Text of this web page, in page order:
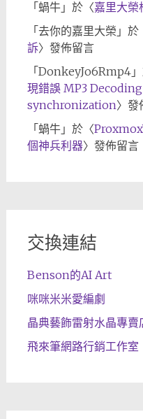
「 蝸牛」於〈嘉里大榮
「 去你的嘉里大榮 」於
訴〉發佈留言
「 DonkeyJo6Rmp4
現錯誤 MP3
synchronization〉發
「 蝸牛」於〈
個神兵利器〉發佈留言
交換連結
Benson的AI Art
咪咪米米愛編劇
晶典藝飾雷射水晶專賣
飛來筆網路行銷工作室